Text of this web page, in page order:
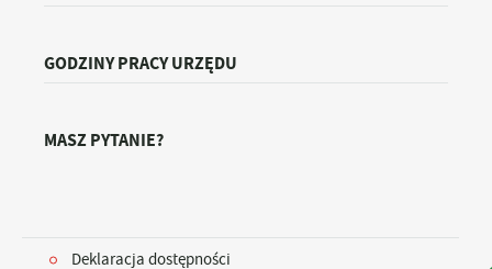
GODZINY PRACY URZĘDU
MASZ PYTANIE?
Deklaracja dostępności